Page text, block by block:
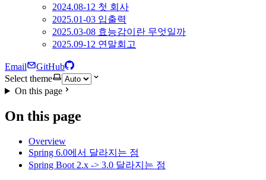
2024.08-12 첫 회사
2025.01-03 입출력
2025.03-08 효능감이란 무엇일까
2025.09-12 연말회고
Email
GitHub
Select theme
On this page
On this page
Overview
Spring 6.0에서 달라지는 점
Spring Boot 2.x -> 3.0 달라지는 점